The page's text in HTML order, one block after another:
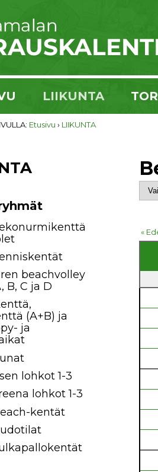
LIIKUNTA
Etusivu › LIIKUNTA
beachvolley
B, C ja D
(A+B) ja
ja
lohkot 1-3
lohkot 1-3
kentät
«